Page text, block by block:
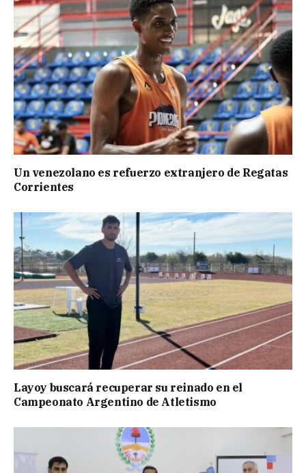
Un venezolano es refuerzo extranjero de Regatas
Corrientes
Layoy buscará recuperar su reinado en el
Campeonato Argentino de Atletismo